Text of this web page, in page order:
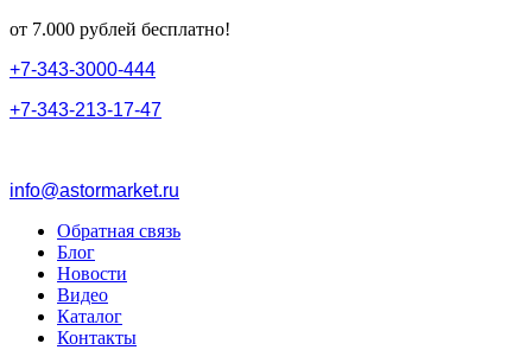
от 7.000 рублей бесплатно!
+7-343-3000-444
+7-343-213-17-47
info@astormarket.ru
Обратная связь
Блог
Новости
Видео
Каталог
Контакты